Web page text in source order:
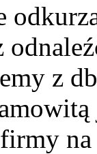
z